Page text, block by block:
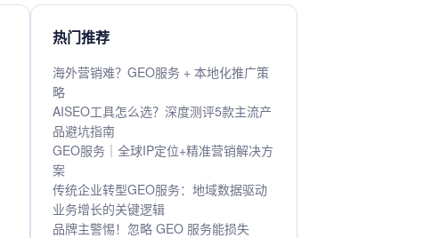
热门推荐
海外营销难？GEO服务 + 本地化推广策
略
AISEO工具怎么选？深度测评5款主流产
品避坑指南
GEO服务｜全球IP定位+精准营销解决方
案
传统企业转型GEO服务：地域数据驱动
业务增长的关键逻辑
品牌主警惕！忽略 GEO 服务能损失